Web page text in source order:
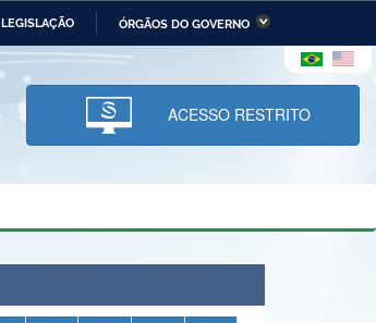
LEGISLAÇÃO ÓRGÃOS DO GOVERNO
Ministério da Infraestrutura
Ministério da Ciência,
Tecnologia, Inovações e
Comunicações
ACESSO RESTRITO